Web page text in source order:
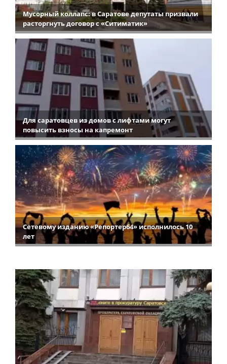
Мусорный коллапс: в Саратове депутаты призвали
расторгнуть договор с «Ситиматик»
Для саратовцев из домов с лифтами могут
повысить взносы на капремонт
Сетевому изданию «Репортер64» исполнилось 10
лет